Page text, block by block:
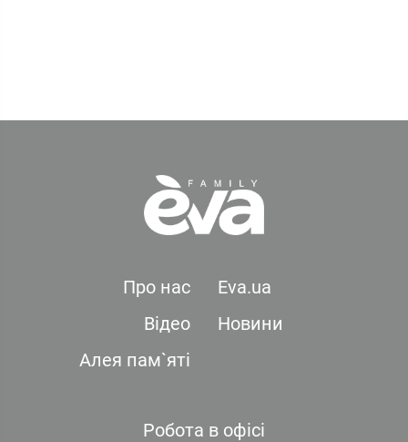
Про нас
Eva.ua
Відео
Новини
Алея пам`яті
Робота в офісі